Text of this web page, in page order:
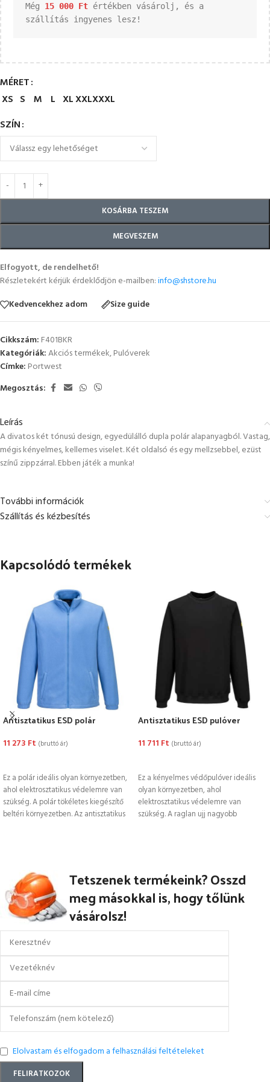
Még 15 000 Ft értékben vásárolj, és a
szállítás ingyenes lesz!
MÉRET
XS S M L XLXXLXXXL
SZÍN
KOSÁRBA TESZEM
MEGVESZEM
Elfogyott, de rendelhető!
Részletekért kérjük érdeklődjön e-mailben:info@shstore.hu
Kedvencekhez adom
Size guide
Cikkszám: F401BKR
Kategóriák:Akciós termékek,Pulóverek
Címke: Portwest
Megosztás:
Leírás
A divatos két tónusú design, egyedülálló dupla polár alapanyagból. Vastag,
mégis kényelmes, kellemes viselet. Két oldalsó és egy mellzsebbel, ezüst
színű zippzárral. Ebben játék a munka!
További információk
Szállítás és kézbesítés
Kapcsolódó termékek
Antisztatikus ESD polár
11 273 Ft (bruttó ár)
Ez a polár ideális olyan környezetben,
ahol elektrosztatikus védelemre van
szükség. A polár tökéletes kiegészítő
beltéri környezetben. Az antisztatikus
Antisztatikus ESD pulóver
11 711 Ft (bruttó ár)
Ez a kényelmes védőpulóver ideális
olyan környezetben, ahol
elektrosztatikus védelemre van
szükség. A raglan ujj nagyobb
Tetszenek termékeink? Osszd
meg másokkal is, hogy tőlünk
vásárolsz!
Elolvastam és elfogadom a felhasználási feltételeket